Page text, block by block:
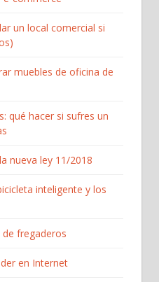
un local comercial si
muebles de oficina de
qué hacer si sufres un
nueva ley 11/2018
inteligente y los
fregaderos
en Internet